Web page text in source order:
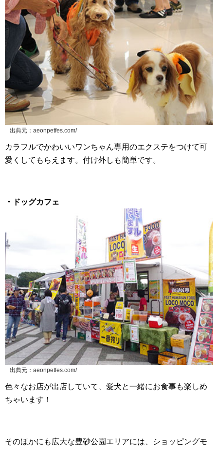
出典元：aeonpetfes.com/
カラフルでかわいいワンちゃん専用のエクステをつけて可
愛くしてもらえます。付け外しも簡単です。
・ドッグカフェ
出典元：aeonpetfes.com/
色々なお店が出店していて、愛犬と一緒にお食事も楽しめ
ちゃいます！
そのほかにも広大な豊砂公園エリアには、ショッピングモ